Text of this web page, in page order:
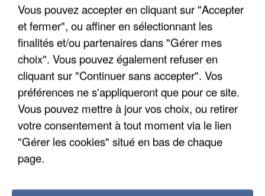
COULÉE DE BOUE EN HAUTE-SAVOIE
Vous pouvez accepter en cliquant sur "Accepter
et fermer", ou affiner en sélectionnant les
finalités et/ou partenaires dans "Gérer mes
choix". Vous pouvez également refuser en
cliquant sur "Continuer sans accepter". Vos
préférences ne s'appliqueront que pour ce site.
Vous pouvez mettre à jour vos choix, ou retirer
votre consentement à tout moment via le lien
"Gérer les cookies" situé en bas de chaque
page.